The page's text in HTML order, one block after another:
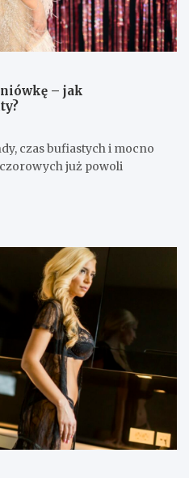
– jak
czas bufiastych i mocno
już powoli